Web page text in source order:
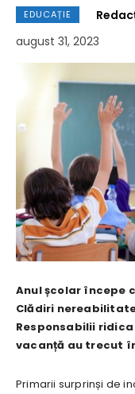
EDUCAȚIE
august 31, 2023
Anul școlar începe
Clădiri
Responsabilii
vacanță au trecut
Primarii surprinși de